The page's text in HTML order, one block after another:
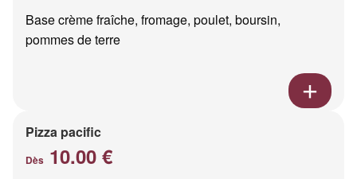
Base crème fraîche, fromage, poulet, boursin,
pommes de terre
Pizza pacific
Dès 10.00 €